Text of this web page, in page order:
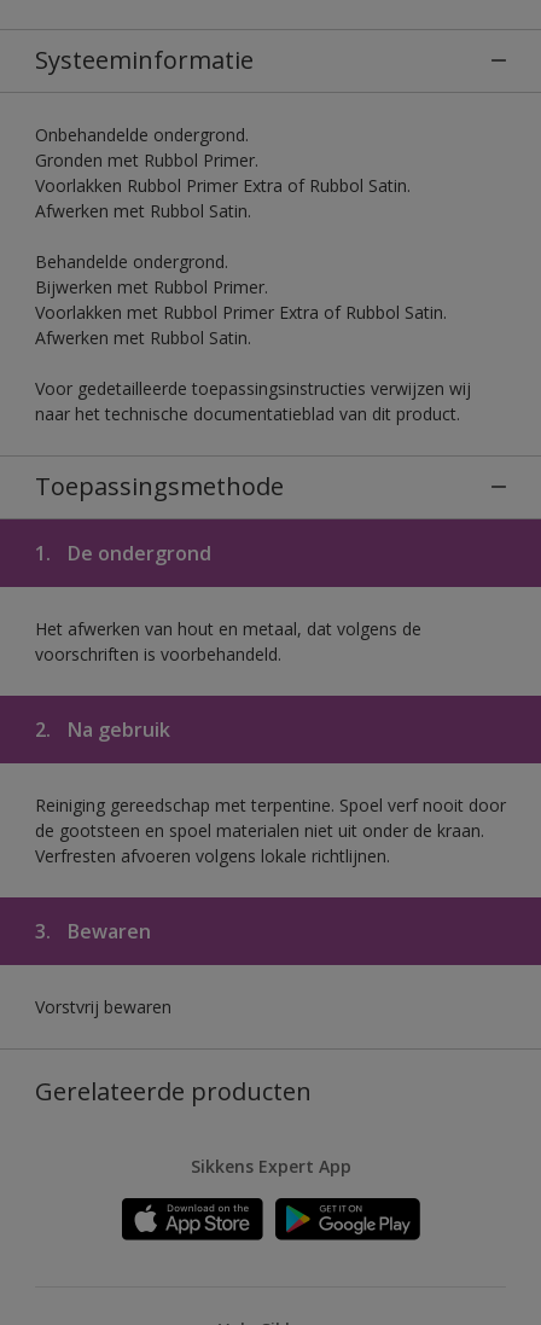
Systeeminformatie
Onbehandelde ondergrond.
Gronden met Rubbol Primer.
Voorlakken Rubbol Primer Extra of Rubbol Satin.
Afwerken met Rubbol Satin.
Behandelde ondergrond.
Bijwerken met Rubbol Primer.
Voorlakken met Rubbol Primer Extra of Rubbol Satin.
Afwerken met Rubbol Satin.
Voor gedetailleerde toepassingsinstructies verwijzen wij
naar het technische documentatieblad van dit product.
Toepassingsmethode
1. De ondergrond
Het afwerken van hout en metaal, dat volgens de
voorschriften is voorbehandeld.
2. Na gebruik
Reiniging gereedschap met terpentine. Spoel verf nooit door
de gootsteen en spoel materialen niet uit onder de kraan.
Verfresten afvoeren volgens lokale richtlijnen.
3. Bewaren
Vorstvrij bewaren
Gerelateerde producten
Sikkens Expert App